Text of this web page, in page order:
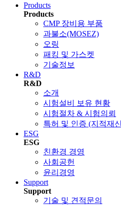
Products
Products
CMP 장비용 부품
과불소(MOSEZ)
오링
패킹 및 가스켓
기술정보
R&D
R&D
소개
시험설비 보유 현황
시험절차 & 시험의뢰
특허 및 인증 (지적재
ESG
ESG
친환경 경영
사회공헌
윤리경영
Support
Support
기술 및 견적문의